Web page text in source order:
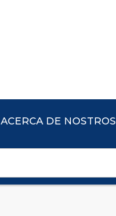
ACERCA DE NOSTROS